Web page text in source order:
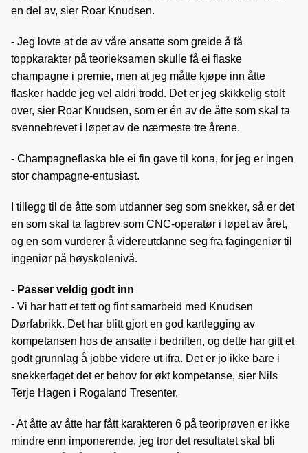
en del av, sier Roar Knudsen.
- Jeg lovte at de av våre ansatte som greide å få
toppkarakter på teorieksamen skulle få ei flaske
champagne i premie, men at jeg måtte kjøpe inn åtte
flasker hadde jeg vel aldri trodd. Det er jeg skikkelig stolt
over, sier Roar Knudsen, som er én av de åtte som skal ta
svennebrevet i løpet av de nærmeste tre årene.
- Champagneflaska ble ei fin gave til kona, for jeg er ingen
stor champagne-entusiast.
I tillegg til de åtte som utdanner seg som snekker, så er det
en som skal ta fagbrev som CNC-operatør i løpet av året,
og en som vurderer å videreutdanne seg fra fagingeniør til
ingeniør på høyskolenivå.
- Passer veldig godt inn
- Vi har hatt et tett og fint samarbeid med Knudsen
Dørfabrikk. Det har blitt gjort en god kartlegging av
kompetansen hos de ansatte i bedriften, og dette har gitt et
godt grunnlag å jobbe videre ut ifra. Det er jo ikke bare i
snekkerfaget det er behov for økt kompetanse, sier Nils
Terje Hagen i Rogaland Tresenter.
- At åtte av åtte har fått karakteren 6 på teoriprøven er ikke
mindre enn imponerende, jeg tror det resultatet skal bli